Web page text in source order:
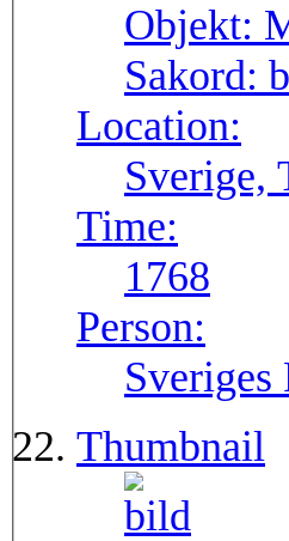
Objekt:
Sakord:
Location:
Sverige,
Time:
1768
Person:
Thumbnail